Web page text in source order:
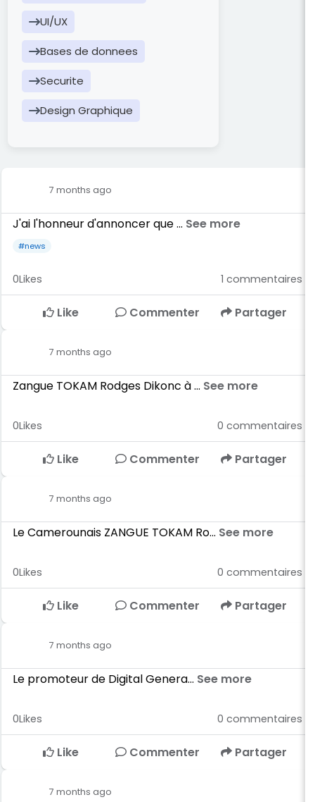
UI/UX
Bases de donnees
Securite
Design Graphique
7 months ago
J'ai l'honneur d'annoncer que ... See more
#news
0Likes 1 commentaires
Like Commenter Partager
7 months ago
Zangue TOKAM Rodges Dikonc à ... See more
0Likes 0 commentaires
Like Commenter Partager
7 months ago
Le Camerounais ZANGUE TOKAM Ro... See more
0Likes 0 commentaires
Like Commenter Partager
7 months ago
Le promoteur de Digital Genera... See more
0Likes 0 commentaires
Like Commenter Partager
7 months ago